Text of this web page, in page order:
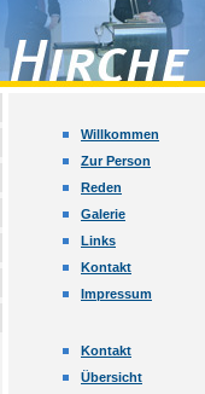
Willkommen
Zur Person
Reden
Galerie
Links
Kontakt
Impressum
Kontakt
Übersicht